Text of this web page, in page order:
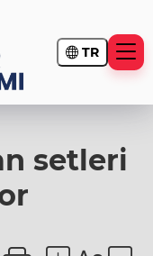
TR
setleri